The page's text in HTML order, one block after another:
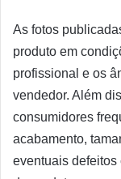
As fotos
produto em
profissional e os
vendedor. Além
consumidores
acabamento,
eventuais defeitos